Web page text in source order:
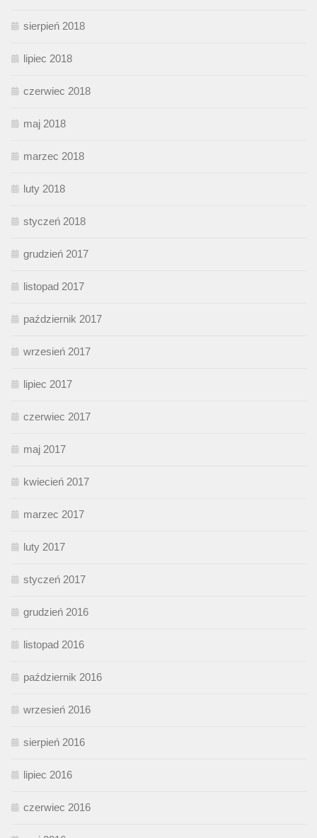
sierpień 2018
lipiec 2018
czerwiec 2018
maj 2018
marzec 2018
luty 2018
styczeń 2018
grudzień 2017
listopad 2017
październik 2017
wrzesień 2017
lipiec 2017
czerwiec 2017
maj 2017
kwiecień 2017
marzec 2017
luty 2017
styczeń 2017
grudzień 2016
listopad 2016
październik 2016
wrzesień 2016
sierpień 2016
lipiec 2016
czerwiec 2016